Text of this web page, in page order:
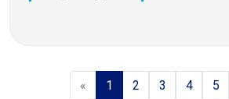
« 1 2 3 4 5